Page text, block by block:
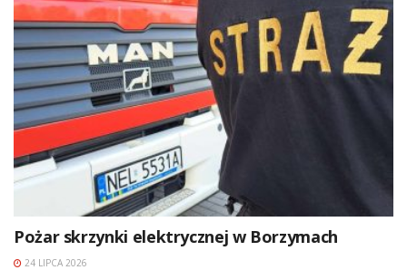
Pożar skrzynki elektrycznej w Borzymach
24 LIPCA 2026